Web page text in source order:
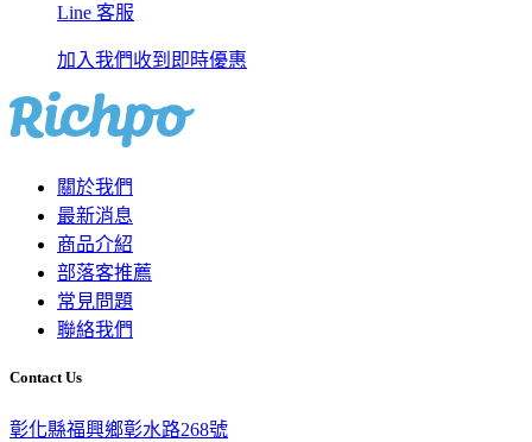
Line 客服
加入我們收到即時優惠
關於我們
最新消息
商品介紹
部落客推薦
常見問題
聯絡我們
Contact Us
彰化縣福興鄉彰水路268號